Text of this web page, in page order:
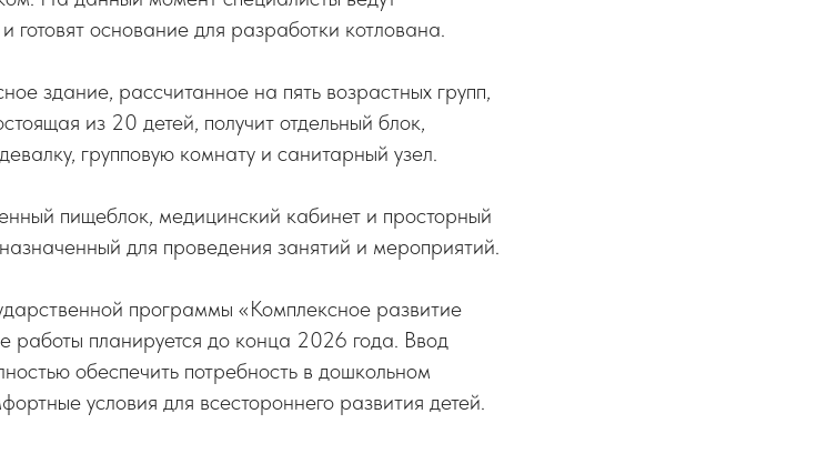
готовят основание для разработки котлована.
здание, рассчитанное на пять возрастных групп,
из 20 детей, получит отдельный блок,
групповую комнату и санитарный узел.
пищеблок, медицинский кабинет и просторный
для проведения занятий и мероприятий.
программы «Комплексное развитие
работы планируется до конца 2026 года. Ввод
обеспечить потребность в дошкольном
условия для всестороннего развития детей.